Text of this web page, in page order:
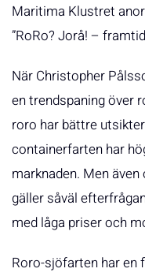
Maritima Klustret
”RoRo? Jorå! –
När Christopher
en trendspaning över
roro har bättre
containerfarten har
marknaden. Men
gäller såväl
med låga priser och
Roro-sjöfarten har en